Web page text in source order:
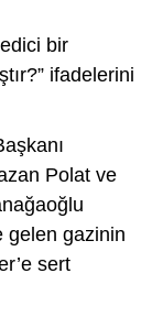
bir
ifadelerini
Polat ve
gelen gazinin
sert